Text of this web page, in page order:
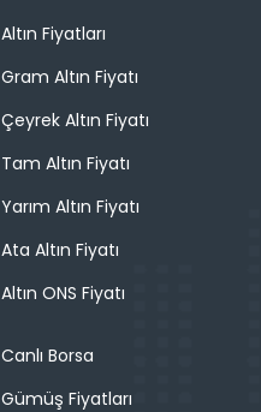
Altın Fiyatları
Gram Altın Fiyatı
Çeyrek Altın Fiyatı
Tam Altın Fiyatı
Yarım Altın Fiyatı
Ata Altın Fiyatı
Altın ONS Fiyatı
Canlı Borsa
Gümüş Fiyatları